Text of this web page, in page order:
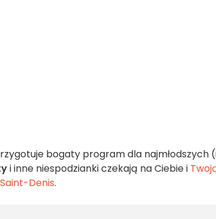
bogaty program dla najmłodszych
i inne niespodzianki czekają na Ciebie i
Denis.